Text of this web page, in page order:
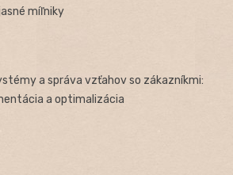
míľniky
a správa vzťahov so zákazníkmi:
a optimalizácia